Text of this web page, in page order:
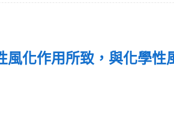
風化作用所致，與化學